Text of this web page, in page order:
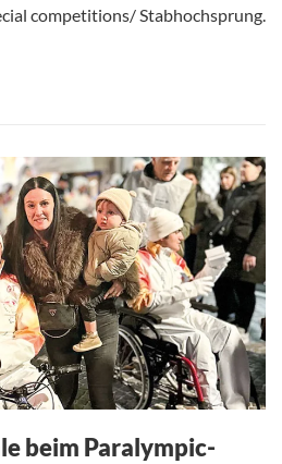
competitions/ Stabhochsprung.
beim Paralympic-